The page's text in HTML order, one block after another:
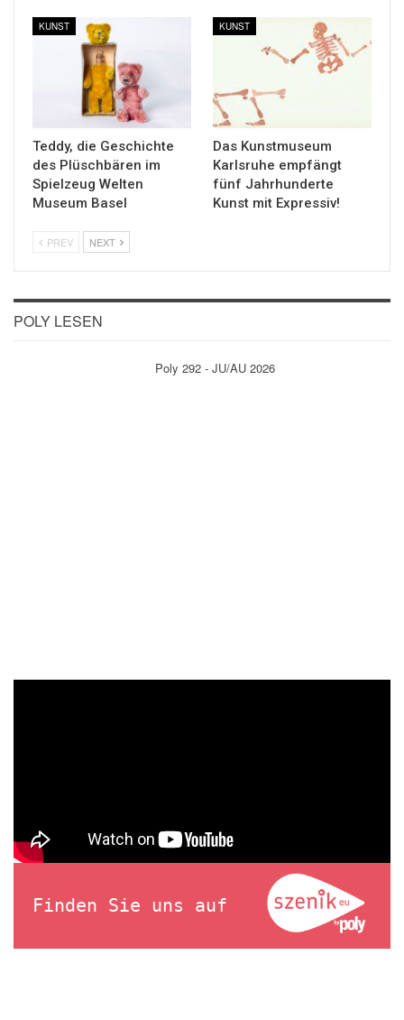
KUNST
Teddy, die Geschichte
des Plüschbären im
Spielzeug Welten
Museum Basel
KUNST
Das Kunstmuseum
Karlsruhe empfängt
fünf Jahrhunderte
Kunst mit Expressiv!
PREV NEXT
POLY LESEN
Poly 292 - JU/AU 2026
Finden Sie uns auf